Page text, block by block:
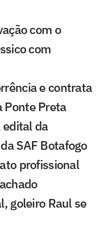
com o
com
e contrata
Ponte Preta
da
SAF Botafogo
profissional
goleiro Raul se